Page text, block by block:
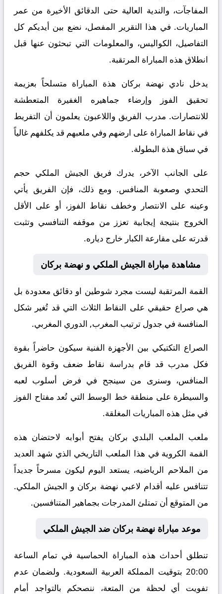
المفاجآت، والندية العالية حتى الدقائق الأخيرة من عمر
المباريات. في هذا التقرير المفصل، نضع بين أيديكم كل
التفاصيل، الكواليس، والمعلومات التي تبحثون عنها قبل
انطلاق هذه المباراة المرتقبة.
يدخل نادي نهضة بركان هذة المباراة متسلحاً بعزيمة
تحقيق الفوز وإرضاء جماهيره الغفيرة المتعطشة
للانتصارات. مدرب الفريق واللاعبون يعلمون أن التفريط
في نقاط المباراة على ارضهم وفي ملعبهم قد يكلفهم غالياً
في سباق هذة البطولة.
على الجانب الآخر، يدرك فريق الجيش الملكي حجم
التحدي وصعوبة المنافس. ومع ذلك، فإن الفريق يأتي
وعينه على الانتصار وخطف نقاط الفوز، أو على الأقل
الخروج بنتيجة إيجابية تعزز من موقفه التنافسي وتثبت
قدرته على مقارعة الكبار خارج دياره.
مشاهدة مباراة الجيش الملكي و نهضة بركان
القمة المرتقبة ليست مجرد شوطين او دقائق معدودة بل
هي صراع حقيقي على النقاط الثلاث التي قد تُغير شكل
المنافسة في جدول ترتيب المغرب, الدوري المغربي.
الصراع التكتيكي بين الأجهزة الفنية سيكون حاضراً بقوة
فكل مدرب قد قام بدراسة نقاط ضعف وقوة الفريق
المنافس، وسنرى من سينجح في فرض أسلوب لعبه
والسيطرة على منطقة خط الوسط التي تُعد مفتاح الفوز
في مثل هذه المباريات المغلقة.
ملعب الملعب البلدي بركان يفتح أبوابه لاحتضان هذه
القمة الكروية في هذا الملعب التاريخي الذي شهد العديد
من الملاحم الرياضيه، يستعد اليوم ليكون مسرحاً جديداً
تتنافس عليه أقدام لاعبي نهضة بركان و الجيش الملكي.
من المتوقع أن تمتلئ المدرجات بجماهير المتنافسين.
موعد مباراة نهضة بركان ضد الجيش الملكي
تنطلق أحداث هذه المباراة الحماسية في تمام الساعة
20:00 بتوقيت المملكة العربية السعودية. ولضمان عدم
تفويت أي لحظة من المتعة، ننصحكم بالتواجد أمام